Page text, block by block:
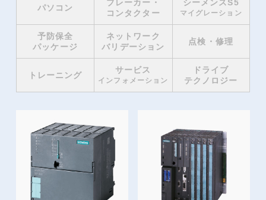
パソコン
ブレーカー・
コンタクター
シーメンスS5
マイグレーション
予防保全
パッケージ
ネットワーク
バリデーション
点検・修理
トレーニング
サービス
インフォメーション
ドライブ
テクノロジー